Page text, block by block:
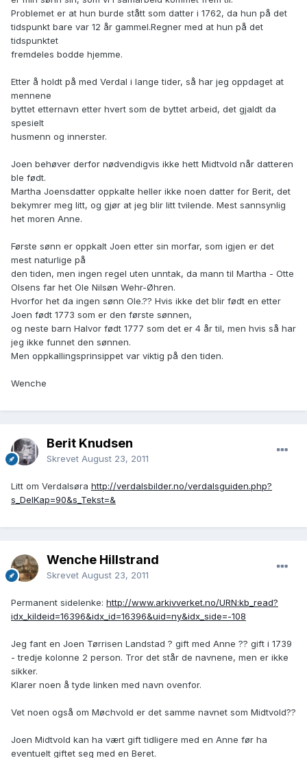
Problemet er at hun burde stått som datter i 1762, da hun på det
tidspunkt bare var 12 år gammel.Regner med at hun på det
tidspunktet
fremdeles bodde hjemme.
Etter å holdt på med Verdal i lange tider, så har jeg oppdaget at
mennene
byttet etternavn etter hvert som de byttet arbeid, det gjaldt da
spesielt
husmenn og innerster.
Joen behøver derfor nødvendigvis ikke hett Midtvold når datteren
ble født.
Martha Joensdatter oppkalte heller ikke noen datter for Berit, det
bekymrer meg litt, og gjør at jeg blir litt tvilende. Mest sannsynlig
het moren Anne.
Første sønn er oppkalt Joen etter sin morfar, som igjen er det
mest naturlige på
den tiden, men ingen regel uten unntak, da mann til Martha - Otte
Olsens far het Ole Nilsøn Wehr-Øhren.
Hvorfor het da ingen sønn Ole.?? Hvis ikke det blir født en etter
Joen født 1773 som er den første sønnen,
og neste barn Halvor født 1777 som det er 4 år til, men hvis så har
jeg ikke funnet den sønnen.
Men oppkallingsprinsippet var viktig på den tiden.
Wenche
Berit Knudsen
Skrevet August 23, 2011
Litt om Verdalsøra http://verdalsbilder.no/verdalsguiden.php?
s_DelKap=90&s_Tekst=&
Wenche Hillstrand
Skrevet August 23, 2011
Permanent sidelenke: http://www.arkivverket.no/URN:kb_read?
idx_kildeid=16396&idx_id=16396&uid=ny&idx_side=-108
Jeg fant en Joen Tørrisen Landstad ? gift med Anne ?? gift i 1739
- tredje kolonne 2 person. Tror det står de navnene, men er ikke
sikker.
Klarer noen å tyde linken med navn ovenfor.
Vet noen også om Møchvold er det samme navnet som Midtvold??
Joen Midtvold kan ha vært gift tidligere med en Anne før ha
eventuelt giftet seg med en Beret.